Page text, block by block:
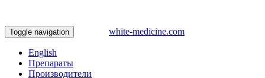
Toggle navigation white-medicine.com
English
Препараты
Производители